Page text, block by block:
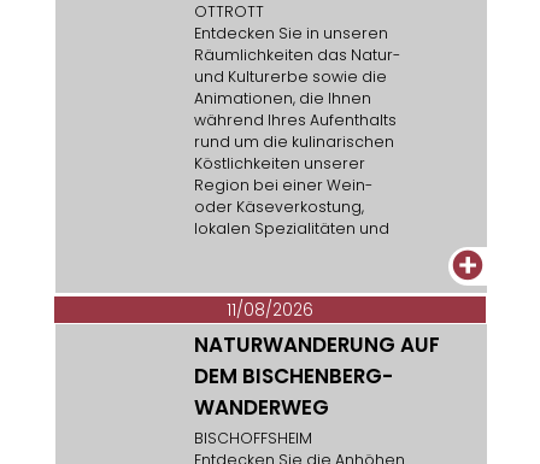
OTTROTT
Entdecken Sie in unseren
Räumlichkeiten das Natur-
und Kulturerbe sowie die
Animationen, die Ihnen
während Ihres Aufenthalts
rund um die kulinarischen
Köstlichkeiten unserer
Region bei einer Wein-
oder Käseverkostung,
lokalen Spezialitäten und
+
11/08/2026
NATURWANDERUNG AUF
DEM BISCHENBERG-
WANDERWEG
BISCHOFFSHEIM
Entdecken Sie die Anhöhen